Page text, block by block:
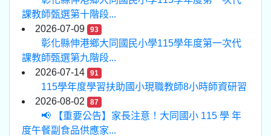
課教師甄選第十階段...
2026-07-09
93
彰化縣伸港鄉大同國民小學115學年度第一次代
課教師甄選第九階段...
2026-07-14
91
115學年度學習扶助國小現職教師8小時師資研習
2026-08-02
87
📢 【重要公告】家長注意！大同國小 115 學 年
度午餐副食品供應家...